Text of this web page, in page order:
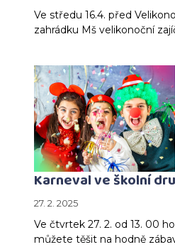
Ve středu 16.4. před
zahrádku Mš velikonoční
Karneval ve školní
27. 2. 2025
Ve čtvrtek 27. 2. od 13. 00
můžete těšit na hodně